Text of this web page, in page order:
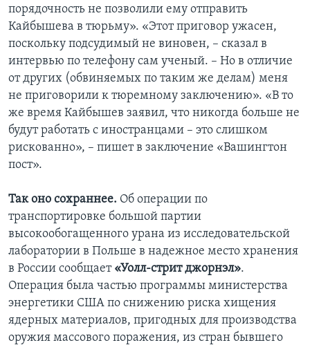
порядочность не позволили ему отправить
Кайбышева в тюрьму». «Этот приговор ужасен,
поскольку подсудимый не виновен, – сказал в
интервью по телефону сам ученый. – Но в отличие
от других (обвиняемых по таким же делам) меня
не приговорили к тюремному заключению». «В то
же время Кайбышев заявил, что никогда больше не
будут работать с иностранцами – это слишком
рискованно», – пишет в заключение «Вашингтон
пост».
Так оно сохраннее. Об операции по
транспортировке большой партии
высокообогащенного урана из исследовательской
лаборатории в Польше в надежное место хранения
в России сообщает «Уолл-стрит джорнэл».
Операция была частью программы министерства
энергетики США по снижению риска хищения
ядерных материалов, пригодных для производства
оружия массового поражения, из стран бывшего